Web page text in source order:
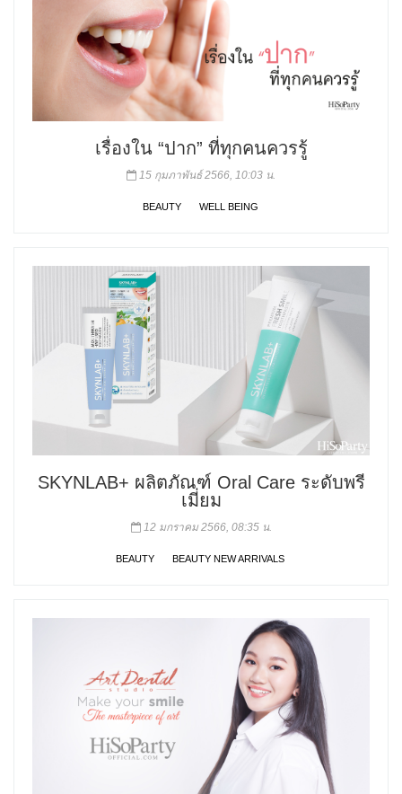
เรื่องใน “ปาก” ที่ทุกคนควรรู้
15 กุมภาพันธ์ 2566, 10:03 น.
BEAUTY WELL BEING
SKYNLAB+ ผลิตภัณฑ์ Oral Care ระดับพรี
เมี่ยม
12 มกราคม 2566, 08:35 น.
BEAUTY BEAUTY NEW ARRIVALS